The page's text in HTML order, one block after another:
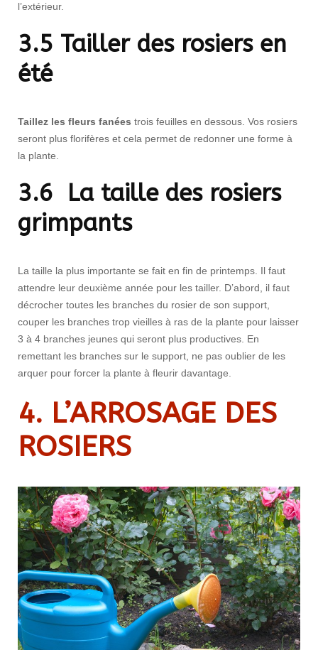
l’extérieur.
3.5 Tailler des rosiers en
été
Taillez les fleurs fanées trois feuilles en dessous. Vos rosiers
seront plus florifères et cela permet de redonner une forme à
la plante.
3.6 La taille des rosiers
grimpants
La taille la plus importante se fait en fin de printemps. Il faut
attendre leur deuxième année pour les tailler. D’abord, il faut
décrocher toutes les branches du rosier de son support,
couper les branches trop vieilles à ras de la plante pour laisser
3 à 4 branches jeunes qui seront plus productives. En
remettant les branches sur le support, ne pas oublier de les
arquer pour forcer la plante à fleurir davantage.
4. L’ARROSAGE DES
ROSIERS